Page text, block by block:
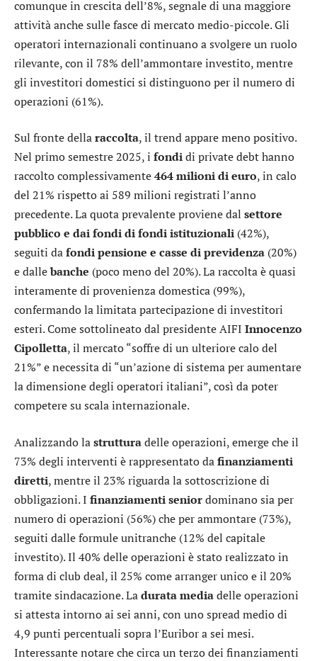
comunque in crescita dell’8%, segnale di una maggiore
attività anche sulle fasce di mercato medio-piccole. Gli
operatori internazionali continuano a svolgere un ruolo
rilevante, con il 78% dell’ammontare investito, mentre
gli investitori domestici si distinguono per il numero di
operazioni (61%).
Sul fronte dellaraccolta, il trend appare meno positivo.
Nel primo semestre 2025, i fondidi private debt hanno
raccolto complessivamente464 milioni di euro, in calo
del 21% rispetto ai 589 milioni registrati l’anno
precedente. La quota prevalente proviene dal settore
pubblico e dai fondi di fondi istituzionali (42%),
seguiti dafondi pensione e casse di previdenza (20%)
e dallebanche (poco meno del 20%). La raccolta è quasi
interamente di provenienza domestica (99%),
confermando la limitata partecipazione di investitori
esteri. Come sottolineato dal presidente AIFI Innocenzo
Cipolletta, il mercato “soffre di un ulteriore calo del
21%” e necessita di “un’azione di sistema per aumentare
la dimensione degli operatori italiani”, così da poter
competere su scala internazionale.
Analizzando lastrutturadelle operazioni, emerge che il
73% degli interventi è rappresentato dafinanziamenti
diretti, mentre il 23% riguarda la sottoscrizione di
obbligazioni. I finanziamentiseniordominano sia per
numero di operazioni (56%) che per ammontare (73%),
seguiti dalle formule unitranche (12% del capitale
investito). Il 40% delle operazioni è stato realizzato in
forma di club deal, il 25% come arranger unico e il 20%
tramite sindacazione. Laduratamediadelle operazioni
si attesta intorno ai sei anni, con uno spread medio di
4,9 punti percentuali sopra l’Euribor a sei mesi.
Interessante notare che circa un terzo dei finanziamenti